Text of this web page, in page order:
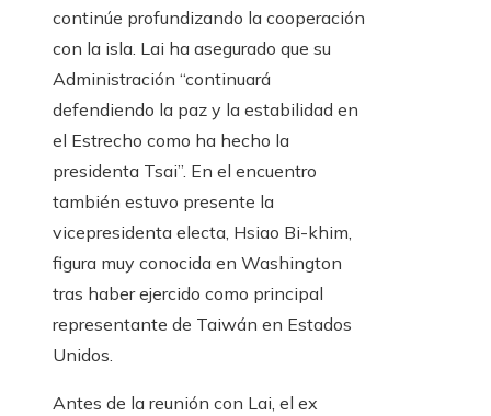
continúe profundizando la cooperación
con la isla. Lai ha asegurado que su
Administración “continuará
defendiendo la paz y la estabilidad en
el Estrecho como ha hecho la
presidenta Tsai”. En el encuentro
también estuvo presente la
vicepresidenta electa, Hsiao Bi-khim,
figura muy conocida en Washington
tras haber ejercido como principal
representante de Taiwán en Estados
Unidos.
Antes de la reunión con Lai, el ex